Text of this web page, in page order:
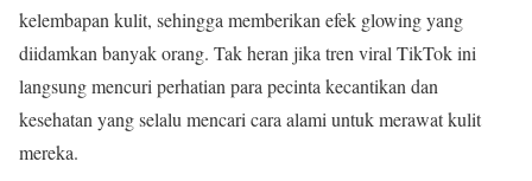
kelembapan kulit, sehingga memberikan efek glowing yang
diidamkan banyak orang. Tak heran jika tren viral TikTok ini
langsung mencuri perhatian para pecinta kecantikan dan
kesehatan yang selalu mencari cara alami untuk merawat kulit
mereka.